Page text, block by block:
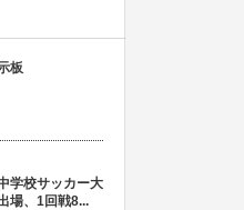
板
学校サッカー大
場、1回戦8...